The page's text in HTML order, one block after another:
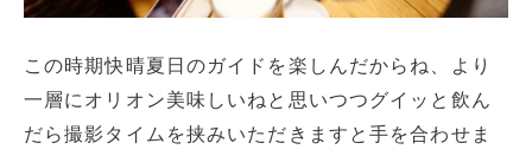
この時期快晴夏日のガイドを楽しんだからね、より
一層にオリオン美味しいねと思いつつグイッと飲ん
だら撮影タイムを挟みいただきますと手を合わせま